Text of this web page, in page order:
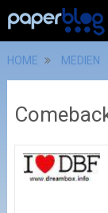
HOME MEDIEN